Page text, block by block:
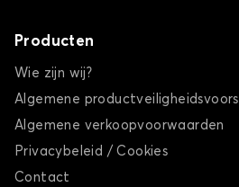
Producten
Wie zijn wij?
Algemene
Algemene verkoopvoorwaarden
Privacybeleid / Cookies
Contact